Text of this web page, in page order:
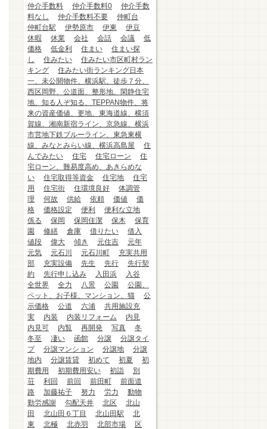
仲介手数料
仲介手数料0
仲介手数
料なし
仲介手数料不要
仲町台
仲町台駅
伊勢原市 伊東
伊豆
休暇
休業 会社 会話 会議
低
価格
低金利 住まい
住まい探
し
住みたい
住みたい市区町村ラン
キング
住みたい街ランキング日本
一、未公開物件、横浜駅、徒歩７分、
西区岡野、公道面、整形地、閑静住宅
地、知る人ぞ知る、TEPPAN物件、将
来の資産価値、更地、東海道線、横須
賀線、湘南新宿ライン、京急線、横浜
市営地下鉄ブルーライン、東急東横
線、みなとみらい線、横浜高島屋
住
んでみたい
住宅 住宅ローン
住
宅ローン、難易度高め、あきらめな
い
住宅取得等資金 住宅地
住宅
用
住宅街 住環境良好
体調管
理
何故 供給 依頼 価値
価
格
価格設定 便利
便利な立地
係る
保岡 保岡佳潔 保木
保育
園
修繕 倉庫 借りたい
借入
値段
偉大 傾き 元住吉
元年
元気
元石川 元石川町
充実共用
部
充実設備 先生 先行
先行契
約
先行申し込み 入田浜
入谷
全世界
全力 八景 公園
公園、
ペット、お子様、マンション、猫
公
示価格
公道 六浦
共用施設充
実
内装 内装リフォーム
内見
内見可
内覧 再開発 写真
冬
冬至
凄い 函館 分譲
分譲タイ
プ
分譲マンション 分譲地
分譲
地内
分譲賃貸 初めて 初夏
初
期費用
初期費用安い 初詣
別
荘
利回 前回 前田町
前面道
路
加藤祐子 努力 労力
動物
勤労感謝
勾配天井 北区
北山
田
北山田６丁目 北山田駅
北
東
北極 北赤羽 北部市場
区